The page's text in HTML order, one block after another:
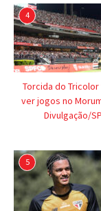
4
Torcida do
ver jogos no
Divulgação/
5